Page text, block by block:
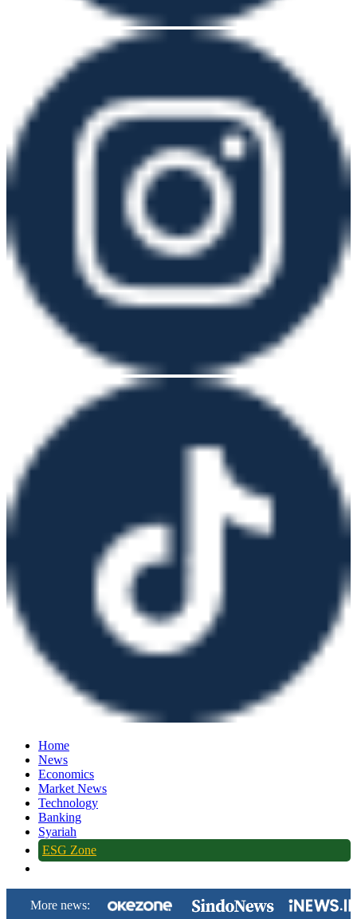
Home
News
Economics
Market News
Technology
Banking
Syariah
ESG Zone
More news: